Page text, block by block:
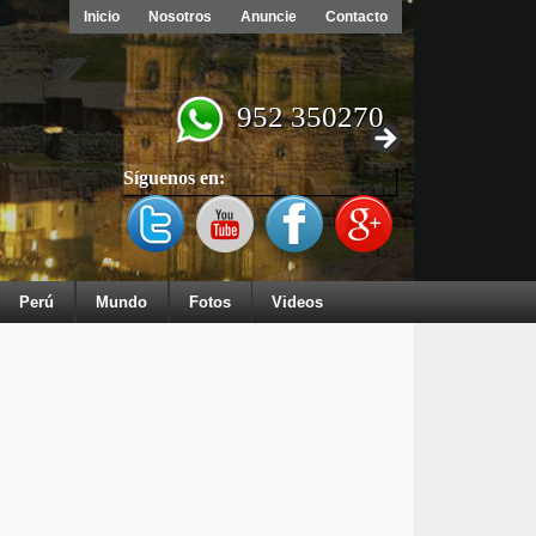
Inicio Nosotros Anuncie Contacto
952 350270
Síguenos en:
Perú Mundo Fotos Videos